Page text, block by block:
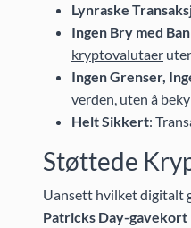
Lynraske
Ingen Bry med
kryptovalutaer
Ingen Grenser,
verden, uten å
Helt Sikkert:
Støttede
Uansett hvilket digitalt
Patricks Day-